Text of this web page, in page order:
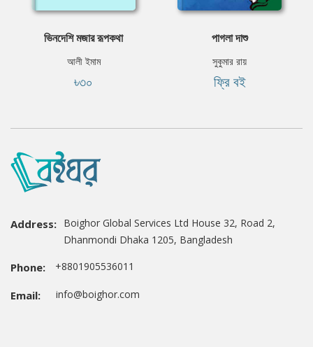
ভিনদেশি মজার রূপকথা
আলী ইমাম
৳৩০
পাগলা দাশু
সুকুমার রায়
ফ্রি বই
Address: Boighor Global Services Ltd House 32, Road 2,
Dhanmondi Dhaka 1205, Bangladesh
Phone: +8801905536011
Email: info@boighor.com